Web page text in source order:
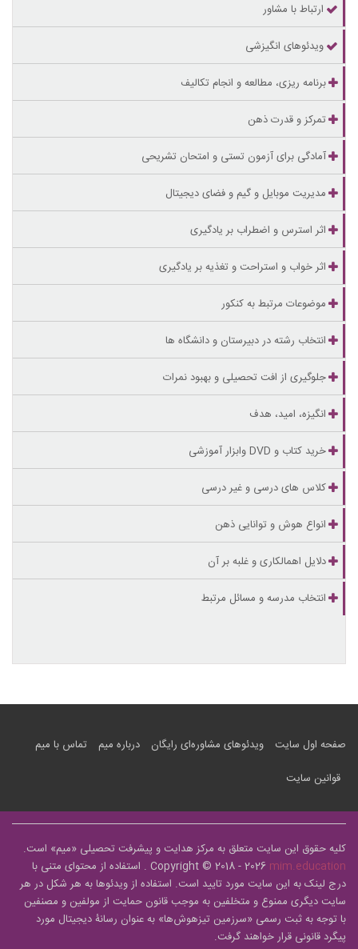
ارتباط با مشاور
ویدئوهای انگیزشی
برنامه ریزی، مطالعه و انجام تکالیف
تمرکز و قدرت ذهن
آمادگی برای آزمون تستی و امتحان تشریحی
مدیریت موبایل و گیم و فضای دیجیتال
اثر استرس و اضطراب بر یادگیری
اثر خواب و استراحت و تغذیه بر یادگیری
موضوعات مرتبط به کنکور
انتخاب رشته در دبیرستان و دانشگاه ها
جلوگیری از افت تحصیلی و بهبود نمرات
انگیزه، امید، هدف
خرید کتاب و DVD وابزار آموزشی
کلاس های درسی و غیر درسی
انواع هوش و توانایی ذهن
دلایل اهمالکاری و غلبه بر آن
انتخاب مدرسه و مسائل مرتبط
صفحه اول سایت ویدئوهای مشاوره‌ای رایگان درباره میم
تماس با میم
قوانین سایت
کلیه حقوق این سایت متعلق به مرکز هدایت و پیشرفت تحصیلی «میم» است.
Copyright © 2018 - 2026 mim.education
. استفاده از محتوای متنی با
درج لینک به این سایت مورد تایید است. استفاده از ویدئوها به هر شکل در هر
سایت دیگری ممنوع و متخلفین به موجب قانون حمایت از مولفین و مصنفین
با توجه به ثبت رسمی «سرزمین تیزهوش‌ها» به عنوان رسانۀ دیجیتال مورد
پیگرد قانونی قرار خواهند گرفت.